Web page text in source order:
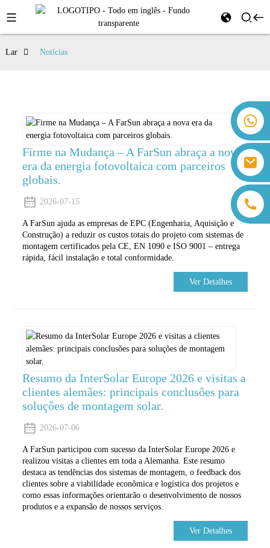
+86 13559179905 Sally Chen
+86 18350266301 Iris Hong
+86 18806057002 Sanborn Guo
sales@farsunpv.com
sanborn.guo@farsunpv.com
Lar Notícias
Firme na Mudança – A FarSun abraça a nova
era da energia fotovoltaica com parceiros
globais.
2026-07-15
A FarSun ajuda as empresas de EPC (Engenharia, Aquisição e
Construção) a reduzir os custos totais do projeto com sistemas de
montagem certificados pela CE, EN 1090 e ISO 9001 – entrega
rápida, fácil instalação e total conformidade.
Ver Detalhes
Resumo da InterSolar Europe 2026 e visitas a
clientes alemães: principais conclusões para
soluções de montagem solar.
2026-07-06
A FarSun participou com sucesso da InterSolar Europe 2026 e
realizou visitas a clientes em toda a Alemanha. Este resumo
destaca as tendências dos sistemas de montagem, o feedback dos
clientes sobre a viabilidade econômica e logística dos projetos e
como essas informações orientarão o desenvolvimento de nossos
produtos e a expansão de nossos serviços.
Ver Detalhes